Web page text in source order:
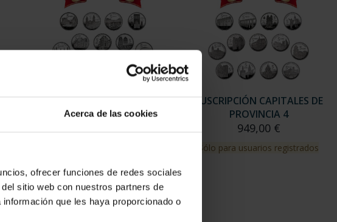
Acerca de las cookies
ofrecer funciones de redes sociales
sitio web con nuestros partners de
que les haya proporcionado o
SUSCRIPCIÓN CAPITALES DE
PROVINCIA 3
SUSCRIPCIÓN CAPITALES DE
PROVINCIA 4
949,00 €
Sólo para usuarios registrados